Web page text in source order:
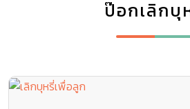
ป๊อกเลิกบุ